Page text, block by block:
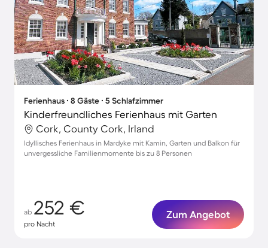
Ferienhaus ∙ 8 Gäste ∙ 5 Schlafzimmer
Kinderfreundliches Ferienhaus mit Garten
Cork, County Cork, Irland
Idyllisches Ferienhaus in Mardyke mit Kamin, Garten und Balkon für
unvergessliche Familienmomente bis zu 8 Personen
ab 252 €
pro Nacht
Zum Angebot